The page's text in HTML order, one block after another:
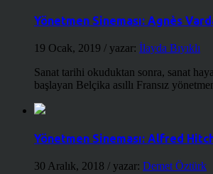
Yönetmen Sineması: Agnès
19 Ocak, 2019 / yazar: İlayda Bıyıklı
Sanat tarihi okuduktan sonra, sanat
başlayan Belçika asıllı Fransız
Yönetmen Sineması: Alfred
30 Aralık, 2018 / yazar: Demet Öztürk